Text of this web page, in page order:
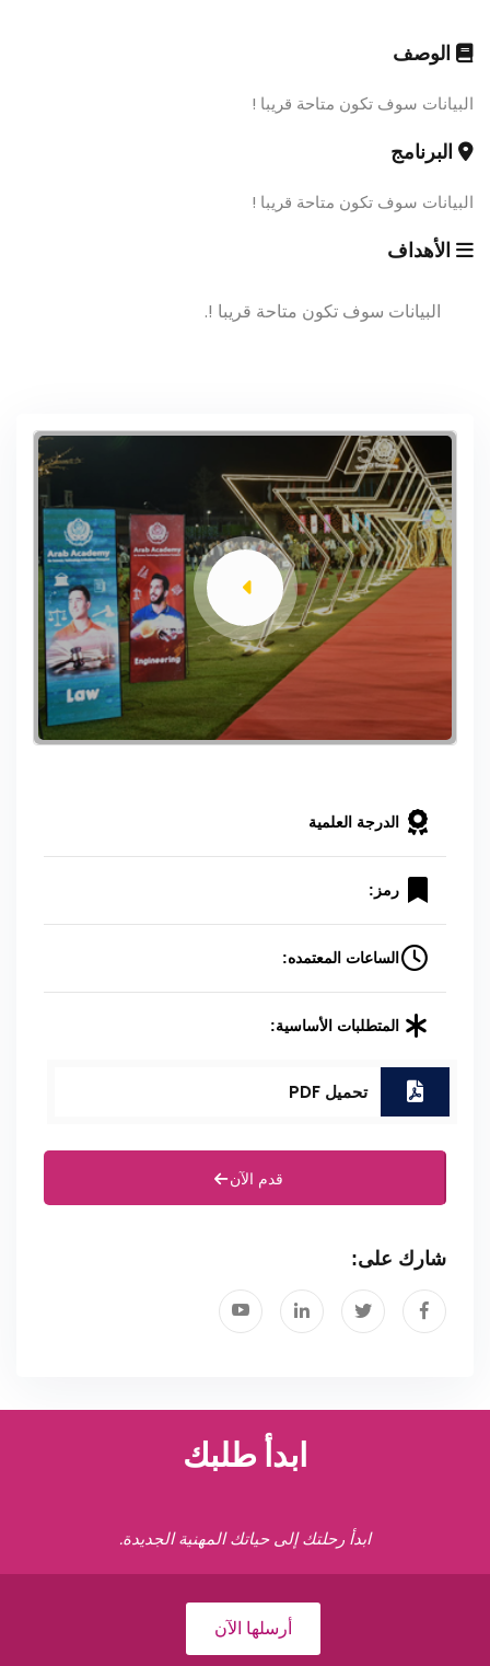
الوصف
البيانات سوف تكون متاحة قريبا !
البرنامج
البيانات سوف تكون متاحة قريبا !
الأهداف
البيانات سوف تكون متاحة قريبا !.
الدرجة العلمية
رمز:
الساعات المعتمده:
المتطلبات الأساسية:
تحميل PDF
قدم الآن
شارك على:
ابدأ طلبك
ابدأ رحلتك إلى حياتك المهنية الجديدة.
أرسلها الآن